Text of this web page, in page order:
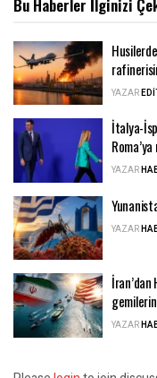
Bu Haberler İlginizi
YAZAR
İtalya-
YAZAR
YAZAR
İran’dan
YAZAR